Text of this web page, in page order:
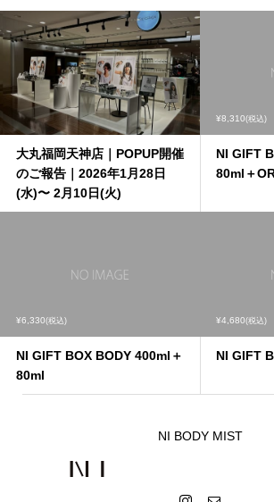
大丸福岡天神店｜POPUP開催
のご報告｜2026年1月28日
(水)〜 2月10日(火)
¥8,310(税込)
NI GIFT
80ml＋
¥6,330(税込)
NI GIFT BOX BODY 400ml＋
80ml
¥4,680(税込)
NI GIFT
NI BODY MIST